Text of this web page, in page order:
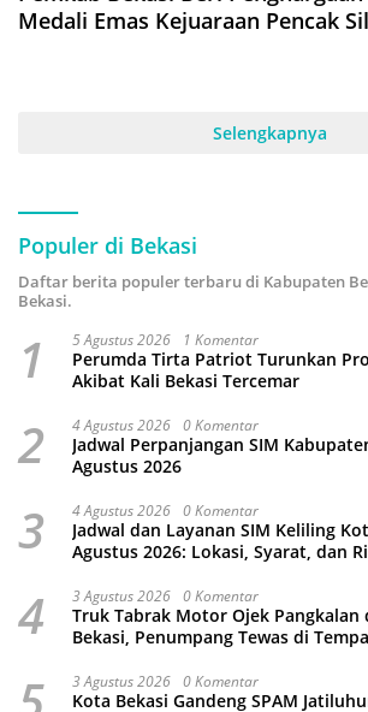
Medali Emas Kejuaraan Pencak
Selengkapnya
Populer di Bekasi
Daftar berita populer terbaru di Kabupaten
Bekasi.
1 5 Agustus 2026 1 Komentar
Perumda Tirta Patriot Turunkan
Akibat Kali Bekasi Tercemar
2 4 Agustus 2026 0 Komentar
Jadwal Perpanjangan SIM
Agustus 2026
3 4 Agustus 2026 0 Komentar
Jadwal dan Layanan SIM Keliling
Agustus 2026: Lokasi, Syarat, dan
4 3 Agustus 2026 0 Komentar
Truk Tabrak Motor Ojek Pangkalan
Bekasi, Penumpang Tewas di
3 Agustus 2026 0 Komentar
Kota Bekasi Gandeng SPAM